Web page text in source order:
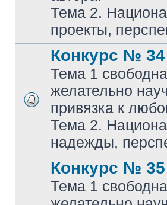
Тема 2.
проекты,
Конкурс № 34
Тема 1
желательно
привязка к
Тема 2.
надежды,
Конкурс № 35
Тема 1